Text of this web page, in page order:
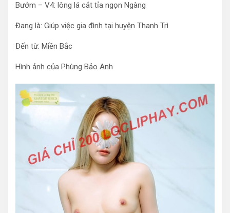
Bướm – V4: lông lá cắt tỉa ngọn Ngàng
Đang là: Giúp việc gia đình tại huyện Thanh Trì
Đến từ: Miền Bắc
Hình ảnh của Phùng Bảo Anh